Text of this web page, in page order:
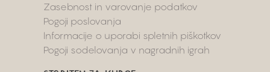
Zasebnost in varovanje podatkov
Pogoji poslovanja
Informacije o uporabi spletnih piškotkov
Pogoji sodelovanja v nagradnih igrah